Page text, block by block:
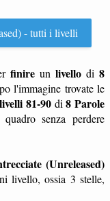
- tutti i livelli
finire unlivello di8
l'immagine trovate le
81-90di8 Parole
senza perdere
(Unreleased)
livello, ossia 3 stelle,